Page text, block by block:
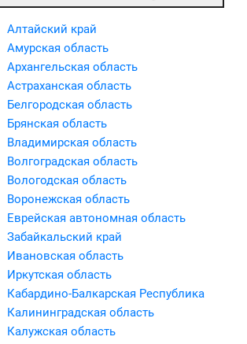
Алтайский край
Амурская область
Архангельская область
Астраханская область
Белгородская область
Брянская область
Владимирская область
Волгоградская область
Вологодская область
Воронежская область
Еврейская автономная область
Забайкальский край
Ивановская область
Иркутская область
Кабардино-Балкарская Республика
Калининградская область
Калужская область